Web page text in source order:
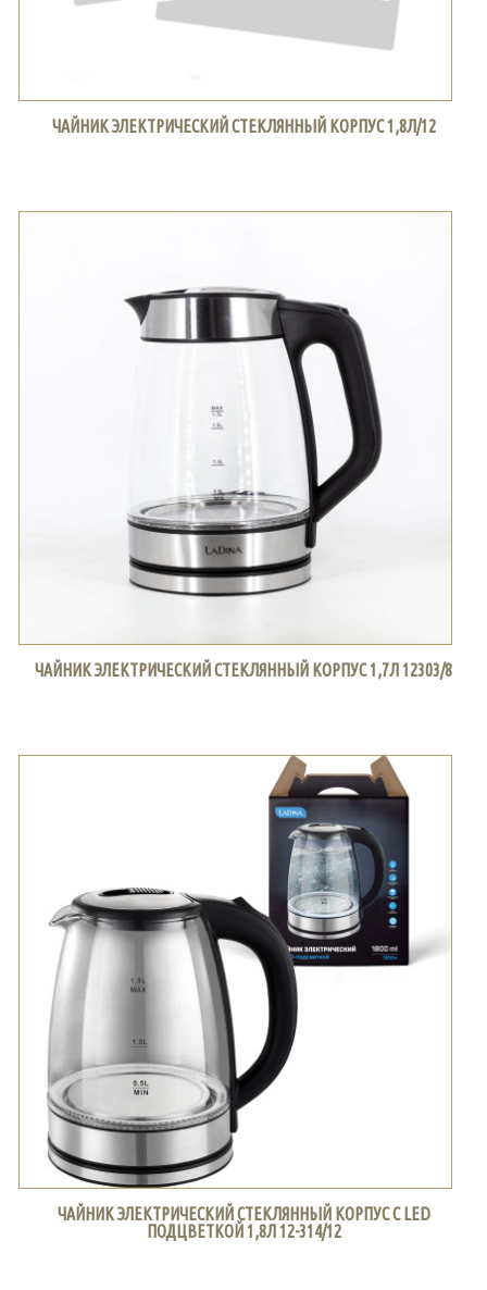
ЧАЙНИК ЭЛЕКТРИЧЕСКИЙ СТЕКЛЯННЫЙ КОРПУС 1,8Л/12
ЧАЙНИК ЭЛЕКТРИЧЕСКИЙ СТЕКЛЯННЫЙ КОРПУС 1,7Л 12303/8
ЧАЙНИК ЭЛЕКТРИЧЕСКИЙ СТЕКЛЯННЫЙ КОРПУС С LED
ПОДЦВЕТКОЙ 1,8Л 12-314/12